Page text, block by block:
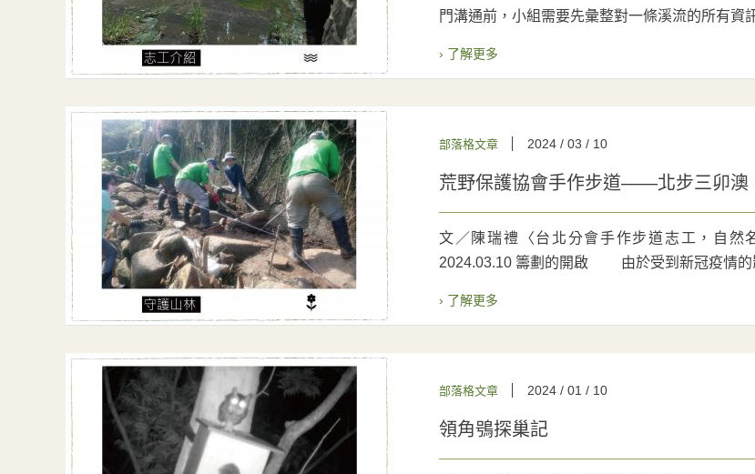
門溝通前，小組需要先彙整對一條溪流的所有資
› 了解更多
部落格文章 2024 / 03 / 10
荒野保護協會手作步道——北步三卯澳
文／陳瑞禮〈台北分會手作步道志工，自然
2024.03.10 籌劃的開啟 由於受到新冠疫情的
› 了解更多
部落格文章 2024 / 01 / 10
領角鴞探巢記